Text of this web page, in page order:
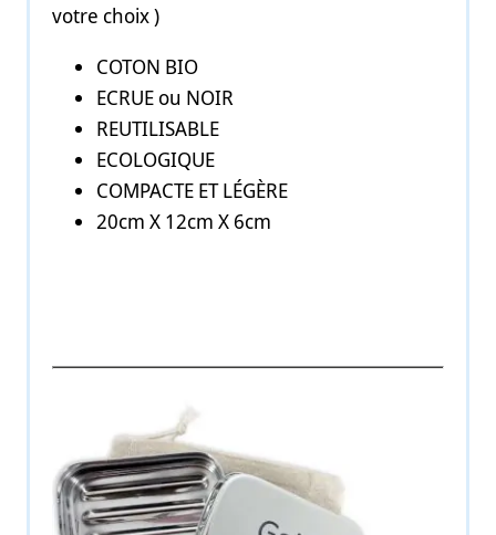
votre choix )
COTON BIO
ECRUE ou NOIR
REUTILISABLE
ECOLOGIQUE
COMPACTE ET LÉGÈRE
20cm X 12cm X 6cm